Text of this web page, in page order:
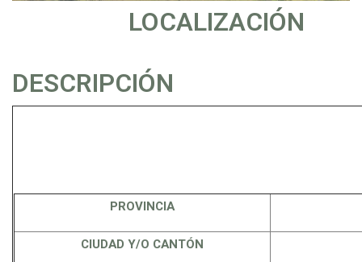
LOCALIZACIÓN
DESCRIPCIÓN
PROVINCIA
CIUDAD Y/O CANTÓN